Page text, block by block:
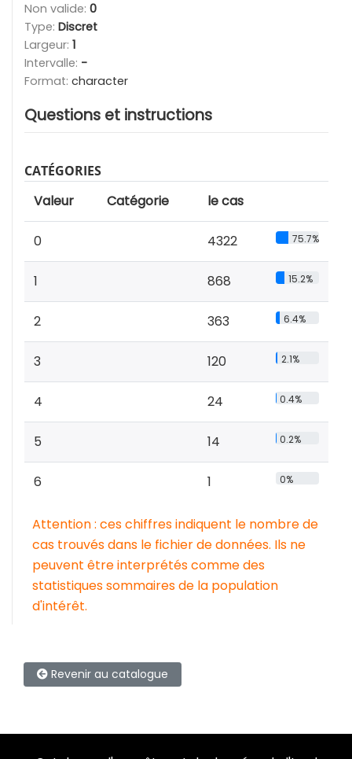
Non valide: 0
Type: Discret
Largeur: 1
Intervalle: -
Format: character
Questions et instructions
CATÉGORIES
Valeur Catégorie le cas
0 4322 75.7%
1 868 15.2%
2 363 6.4%
3 120 2.1%
4 24 0.4%
5 14 0.2%
6 1 0%
Attention : ces chiffres indiquent le nombre de
cas trouvés dans le fichier de données. Ils ne
peuvent être interprétés comme des
statistiques sommaires de la population
d'intérêt.
Revenir au catalogue